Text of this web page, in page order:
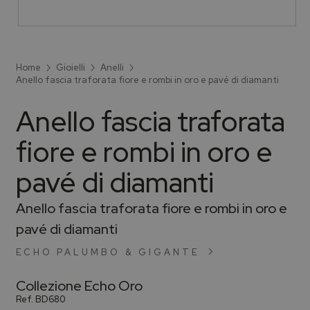
Home Gioielli
Anelli
Anello fascia traforata fiore e rombi in oro e pavé di diamanti
ECHO PALUMBO & GIGANTE
Anello fascia traforata
fiore e rombi in oro e
pavé di diamanti
Anello fascia traforata fiore e rombi in oro e
pavé di diamanti
Collezione Echo Oro
Ref. BD680